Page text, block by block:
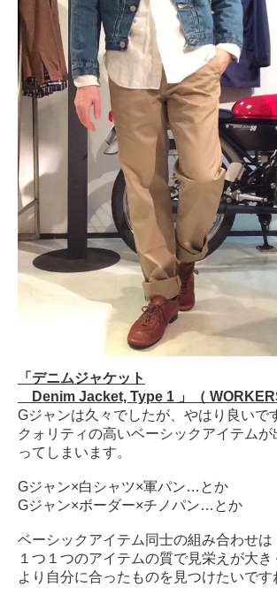
「デニムジャケット
Denim Jacket, Type 1 」（
Gジャンは久々でしたが、やはり良いで
クォリティの高いベーシックアイテム
ってしまいます。
Gジャン×白シャツ×軍パン…とか
Gジャン×ボーダー×チノパン…とか
ベーシックアイテム同士の組み合わせは
１つ１つのアイテムの質で見栄えが大
より自分に合ったものを見つけたいです